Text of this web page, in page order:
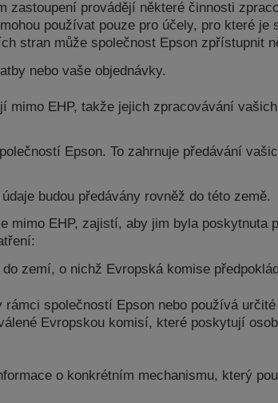
provádějí některé činnosti
používat pouze pro účely, pro které je
stran může společnost Epson zpřístupnit
nebo vaše objednávky.
EHP, takže jejich zpracovávání
Epson. To zahrnuje předávání
budou předávány rovněž do této země.
mimo EHP, zajistí, aby jim byla poskytnuta
zemí, o nichž Evropská komise
společností Epson nebo používá
Evropskou komisí, které poskytují
o konkrétním mechanismu, který